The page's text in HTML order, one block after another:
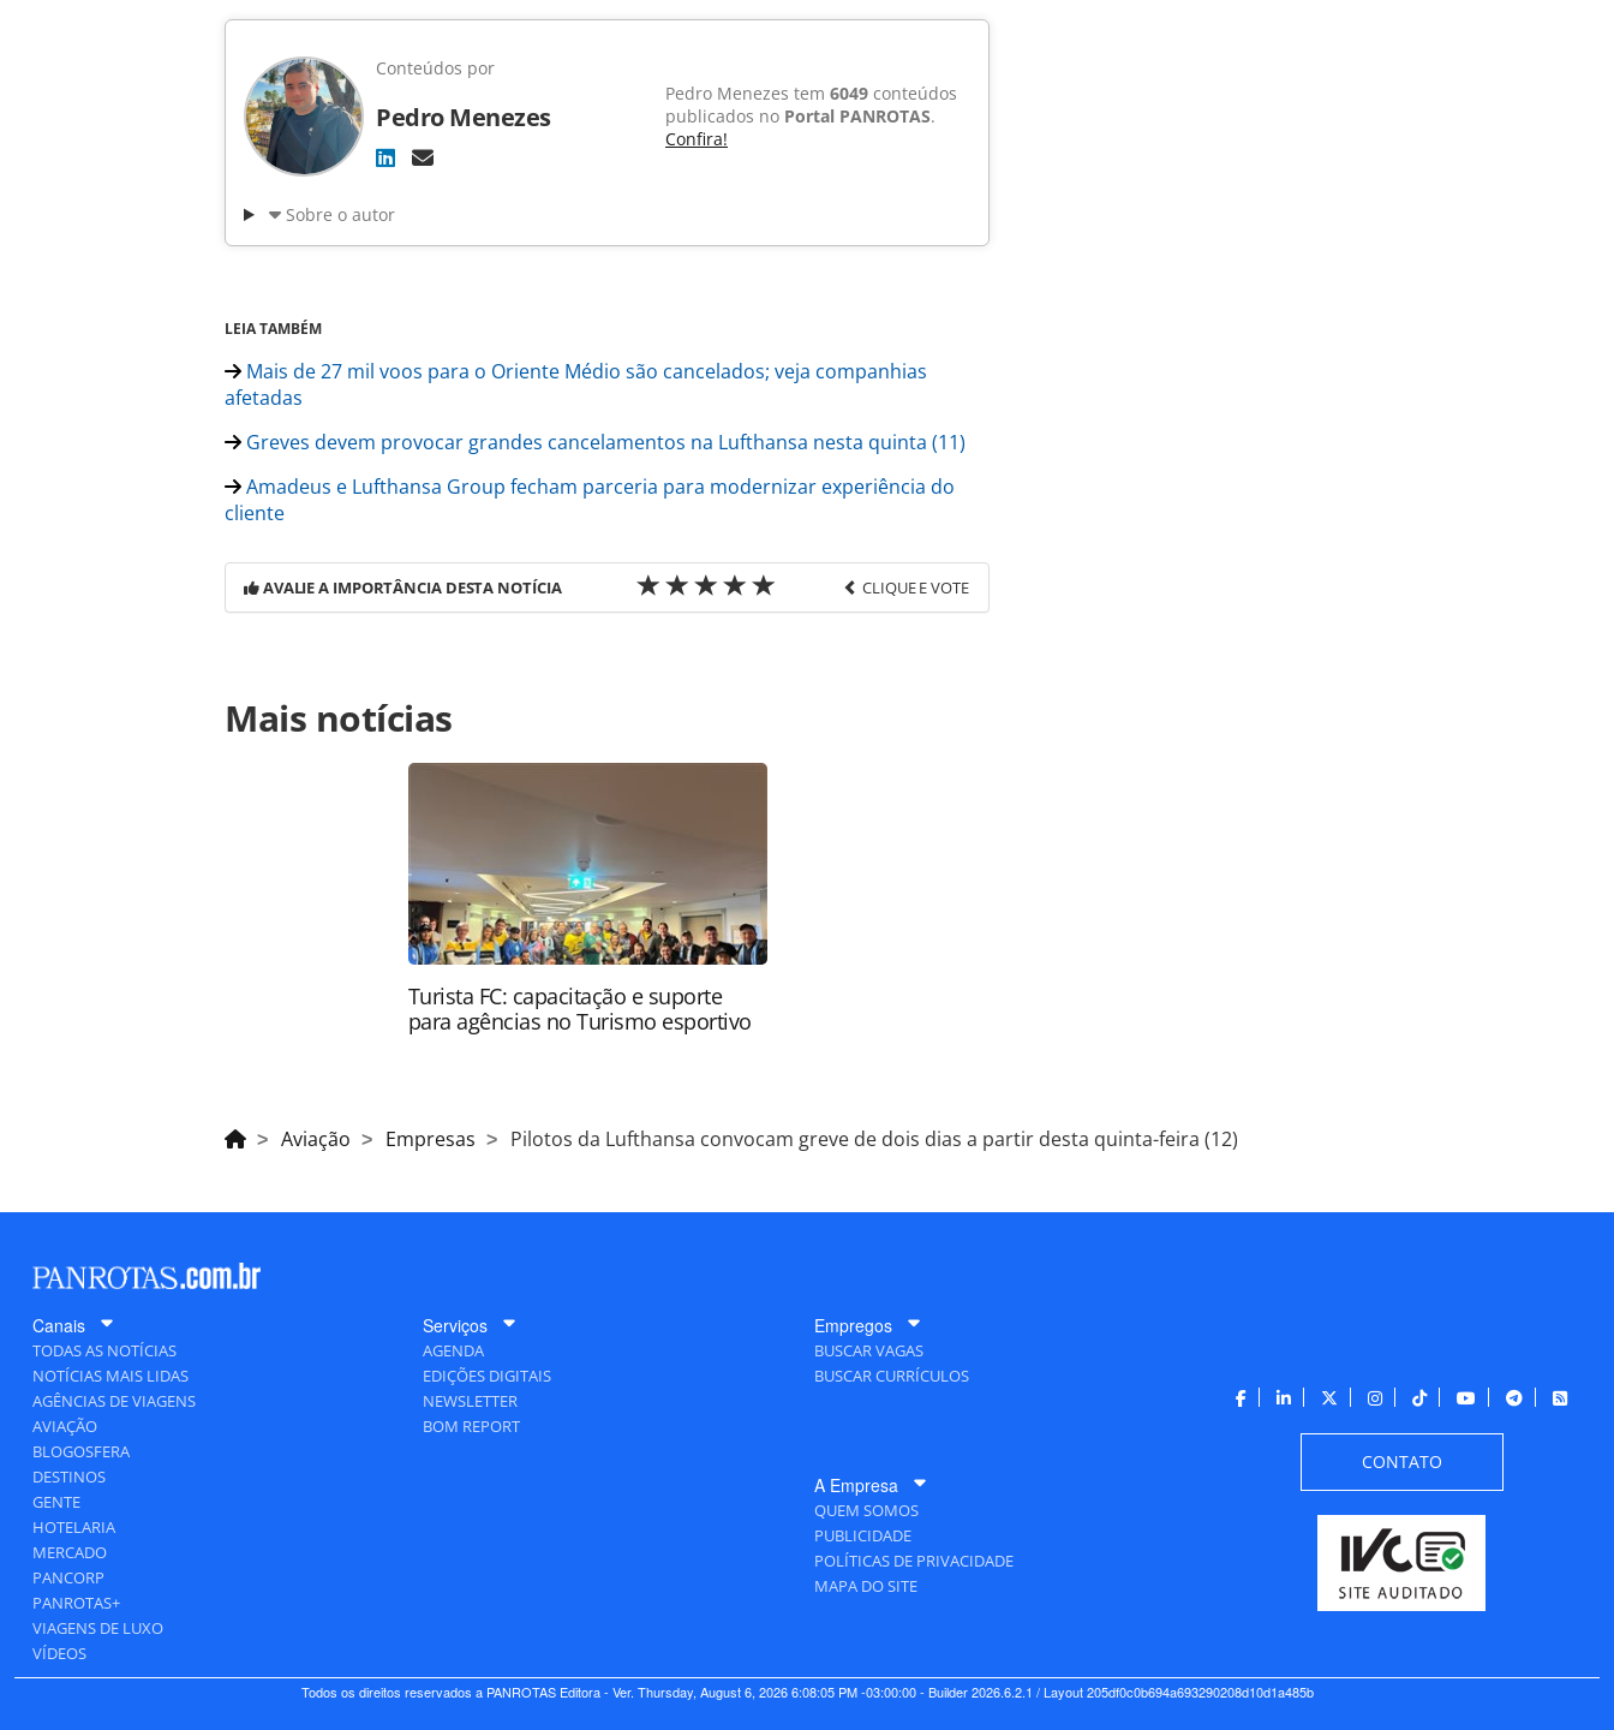
Conteúdos por
Pedro Menezes
Pedro Menezes tem 6049 conteúdos
publicados no Portal PANROTAS.
Confira!
Sobre o autor
LEIA TAMBÉM
Mais de 27 mil voos para o Oriente Médio são cancelados; veja companhias
afetadas
Greves devem provocar grandes cancelamentos na Lufthansa nesta quinta (11)
Amadeus e Lufthansa Group fecham parceria para modernizar experiência do
cliente
AVALIE A IMPORTÂNCIA DESTA NOTÍCIA CLIQUE E VOTE
https://www.panrotas.com.br/aviacao/empresas/2026/03/pilotos-da-lufthansa-
convocam-greve-de-dois-dias-a-partir-desta-quinta-feira-12_226576.html ou as
ferramentas oferecidas na página. Todo o conteúdo produzido pela PANROTAS Editora
sem autorização da PANROTAS Editora (copyright@panrotas.com.br).
Mais notícias
Turista FC: capacitação e suporte
para agências no Turismo esportivo
Aviação Empresas Pilotos da Lufthansa convocam greve de dois dias a partir desta quinta-feira (12)
Canais
TODAS AS NOTÍCIAS
NOTÍCIAS MAIS LIDAS
AGÊNCIAS DE VIAGENS
AVIAÇÃO
BLOGOSFERA
DESTINOS
GENTE
HOTELARIA
MERCADO
PANCORP
PANROTAS+
VIAGENS DE LUXO
VÍDEOS
Serviços
AGENDA
EDIÇÕES DIGITAIS
NEWSLETTER
BOM REPORT
Empregos
BUSCAR VAGAS
BUSCAR CURRÍCULOS
A Empresa
QUEM SOMOS
PUBLICIDADE
POLÍTICAS DE PRIVACIDADE
MAPA DO SITE
CONTATO
Todos os direitos reservados a PANROTAS Editora - Ver. Thursday, August 6, 2026 6:08:05 PM -03:00:00 - Builder 2026.6.2.1 / Layout 205df0c0b694a693290208d10d1a485b